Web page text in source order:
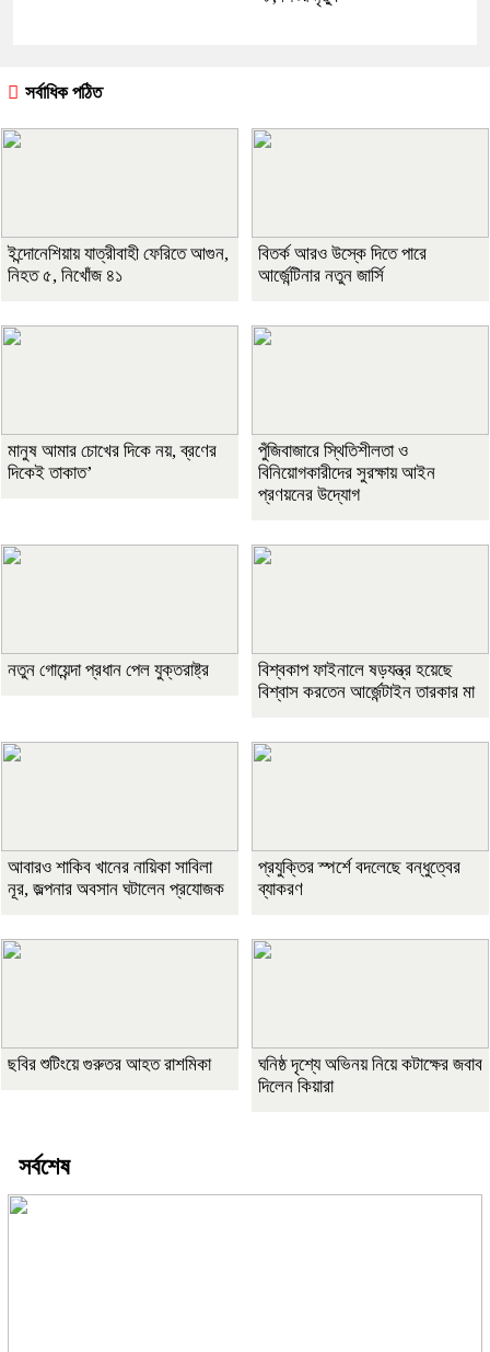
সর্বাধিক পঠিত
ইন্দোনেশিয়ায় যাত্রীবাহী ফেরিতে আগুন,
নিহত ৫, নিখোঁজ ৪১
বিতর্ক আরও উস্কে দিতে পারে
আর্জেন্টিনার নতুন জার্সি
মানুষ আমার চোখের দিকে নয়, ব্রণের
দিকেই তাকাত’
পুঁজিবাজারে স্থিতিশীলতা ও
বিনিয়োগকারীদের সুরক্ষায় আইন
প্রণয়নের উদ্যোগ
নতুন গোয়েন্দা প্রধান পেল যুক্তরাষ্ট্র
বিশ্বকাপ ফাইনালে ষড়যন্ত্র হয়েছে
বিশ্বাস করতেন আর্জেন্টাইন তারকার মা
আবারও শাকিব খানের নায়িকা সাবিলা
নূর, জল্পনার অবসান ঘটালেন প্রযোজক
প্রযুক্তির স্পর্শে বদলেছে বন্ধুত্বের
ব্যাকরণ
ছবির শুটিংয়ে গুরুতর আহত রাশমিকা
ঘনিষ্ঠ দৃশ্যে অভিনয় নিয়ে কটাক্ষের জবাব
দিলেন কিয়ারা
সর্বশেষ